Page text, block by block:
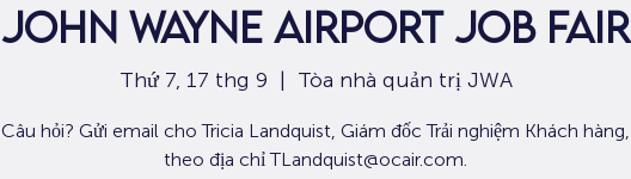
John Wayne Airport Job Fair
Thứ 7, 17 thg 9
  |
Tòa nhà quản trị JWA
Câu hỏi? Gửi email cho Tricia Landquist, Giám đốc Trải nghiệm Khách hàng,
theo địa chỉ TLandquist@ocair.com.